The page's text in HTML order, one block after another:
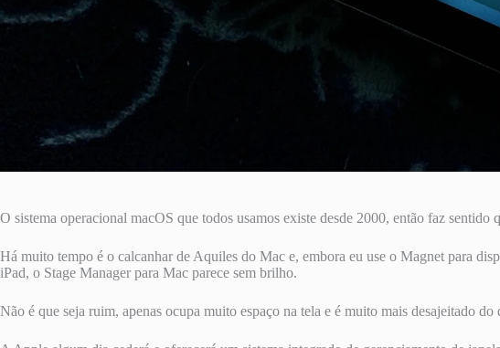
O sistema operacional macOS que todos usamos existe desde 2000, então faz sentido
Há muito tempo é o calcanhar de Aquiles do Mac e, embora eu use o Magnet para
iPad, o Stage Manager para Mac parece sem brilho.
Não é que seja ruim, apenas ocupa muito espaço na tela e é muito mais desajeitado